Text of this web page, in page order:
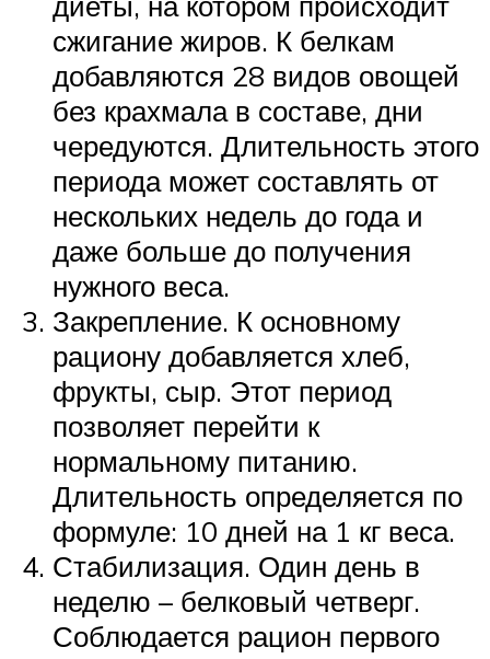
сжигание жиров. К белкам
добавляются 28 видов овощей
без крахмала в составе, дни
чередуются. Длительность этого
периода может составлять от
нескольких недель до года и
даже больше до получения
нужного веса.
Закрепление. К основному
рациону добавляется хлеб,
фрукты, сыр. Этот период
позволяет перейти к
нормальному питанию.
Длительность определяется по
формуле: 10 дней на 1 кг веса.
Стабилизация. Один день в
неделю – белковый четверг.
Соблюдается рацион первого